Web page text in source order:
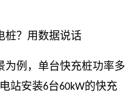
桩？用数据说话
为例，单台快充桩功率多
站安装6台60kW的快充